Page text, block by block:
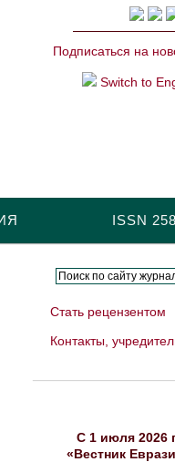
Подписаться на
Switch to
ISSN
Стать рецензентом
Контакты,
C 1 июля 2026
«Вестник